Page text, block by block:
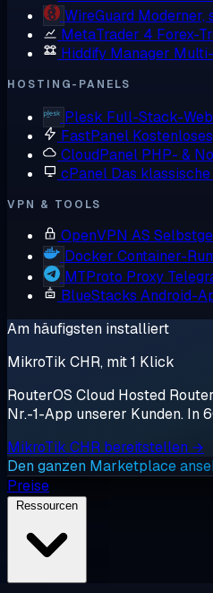
WireGuard Moderner,
MetaTrader 4 Forex-
Hiddify Manager
HOSTING-PANELS
Plesk Full-Stack-
FastPanel
CloudPanel PHP- &
cPanel Das
VPN & TOOLS
OpenVPN AS
Docker Container-
MTProto Proxy
BlueStacks Android-
Am häufigsten installiert
MikroTik CHR, mit 1 Klick
RouterOS Cloud Hosted
Nr.-1-App unserer Kunden. In
MikroTik CHR bereitstellen →
Den ganzen Marketplace
Preise